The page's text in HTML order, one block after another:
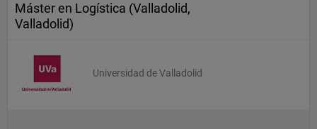
Máster en Logística (Valladolid,
Valladolid)
Universidad de Valladolid